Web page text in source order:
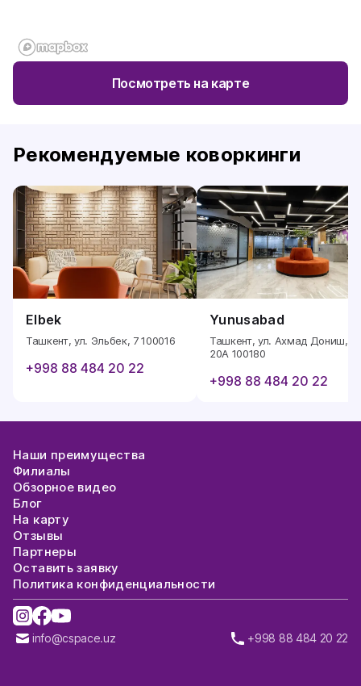
Посмотреть на карте
Рекомендуемые коворкинги
Elbek
Ташкент, ул. Эльбек, 7 100016
+998 88 484 20 22
Yunusabad
Ташкент, ул. Ахмад Дониш,
20А 100180
+998 88 484 20 22
Наши преимущества
Филиалы
Обзорное видео
Блог
На карту
Отзывы
Партнеры
Оставить заявку
Политика конфиденциальности
info@cspace.uz +998 88 484 20 22